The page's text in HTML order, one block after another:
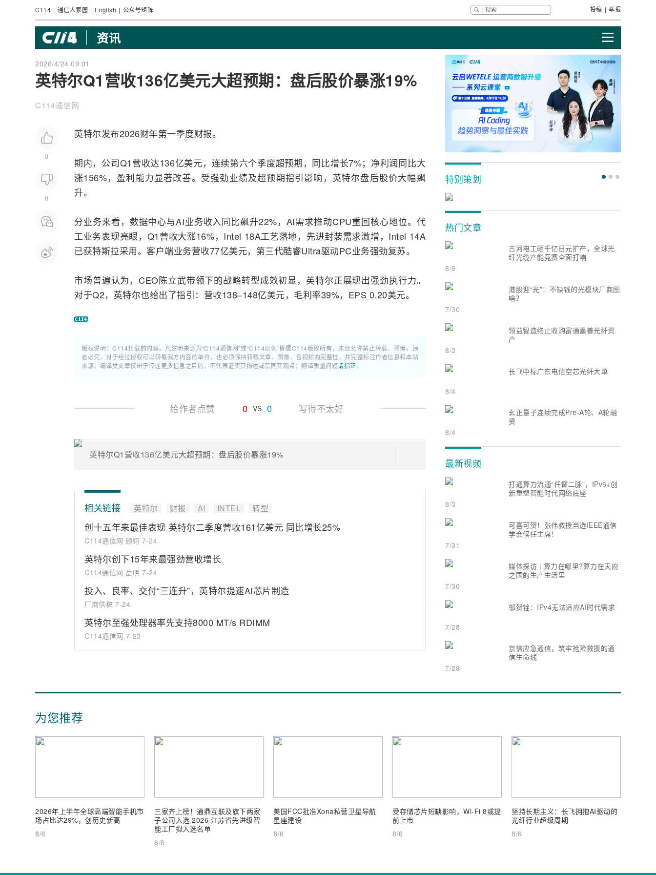
C114 | 通信人家园 | English | 公众号矩阵 投稿 | 举报
资讯
2026/4/24 09:01
英特尔Q1营收136亿美元大超预期：盘后股价暴涨19%
C114通信网
0
0
英特尔发布2026财年第一季度财报。
期内，公司Q1营收达136亿美元，连续第六个季度超预期，同比增长7%；净利润同比大
涨156%，盈利能力显著改善。受强劲业绩及超预期指引影响，英特尔盘后股价大幅飙
升。
分业务来看，数据中心与AI业务收入同比飙升22%，AI需求推动CPU重回核心地位。代
工业务表现亮眼，Q1营收大涨16%， Intel 18A工艺落地，先进封装需求激增，Intel 14A
已获特斯拉采用。客户端业务营收77亿美元，第三代酷睿Ultra驱动PC业务强劲复苏。
市场普遍认为，CEO陈立武带领下的战略转型成效初显，英特尔正展现出强劲执行力。
对于Q2，英特尔也给出了指引：营收138–148亿美元，毛利率39%，EPS 0.20美元。
版权说明：C114刊载的内容，凡注明来源为“C114通信网”或“C114原创”皆属C114版权所有，未经允许禁止转载、摘编，违
者必究。对于经过授权可以转载我方内容的单位，也必须保持转载文章、图像、音视频的完整性，并完整标注作者信息和本站
来源。编译类文章仅出于传递更多信息之目的，不代表证实其描述或赞同其观点；翻译质量问题请指正。
给作者点赞 0 VS 0 写得不太好
英特尔Q1营收136亿美元大超预期：盘后股价暴涨19%
相关链接 英特尔 财报 AI INTEL 转型
创十五年来最佳表现 英特尔二季度营收161亿美元 同比增长25%
C114通信网 颜翊 7-24
英特尔创下15年来最强劲营收增长
C114通信网 岳明 7-24
投入、良率、交付“三连升”，英特尔提速AI芯片制造
厂商供稿 7-24
英特尔至强处理器率先支持8000 MT/s RDIMM
C114通信网 7-23
特别策划
热门文章
古河电工砸千亿日元扩产，全球光
纤光缆产能竞赛全面打响
8/6
港股迎“光”！不缺钱的光模块厂商图
啥？
7/30
领益智造终止收购富通嘉善光纤资
产
8/2
长飞中标广东电信空芯光纤大单
8/4
幺正量子连续完成Pre-A轮、A轮融
资
8/4
最新视频
打通算力流通“任督二脉”，IPv6+创
新重塑智能时代网络底座
8/3
可喜可贺！张伟教授当选IEEE通信
学会候任主席！
7/31
媒体探访 | 算力在哪里?算力在天府
之国的生产生活里
7/30
邬贺铨：IPv4无法适应AI时代需求
7/28
京信应急通信，筑牢抢险救援的通
信生命线
7/28
为您推荐
2026年上半年全球高端智能手机市
场占比达29%，创历史新高
8/6
三家齐上榜！通鼎互联及旗下两家
子公司入选 2026 江苏省先进级智
能工厂拟入选名单
8/6
美国FCC批准Xona私营卫星导航
星座建设
8/6
受存储芯片短缺影响，Wi-Fi 8或提
前上市
8/6
坚持长期主义：长飞拥抱AI驱动的
光纤行业超级周期
8/6